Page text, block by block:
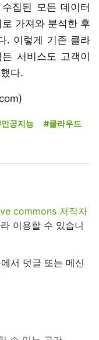
집된 모든 데이터
가져와 분석한 후
. 이렇게 기존 클라
서비스도 고객이
다.
공지능
#클라우드
commons 저작자
이용할 수 있습니
에서 덧글 또는 메신